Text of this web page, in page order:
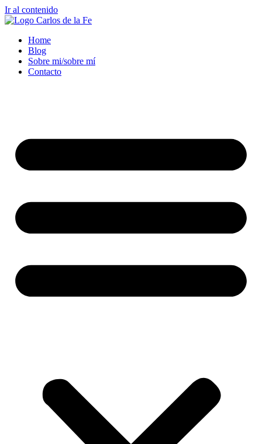
Ir al contenido
Home
Blog
Sobre mi/sobre mí
Contacto